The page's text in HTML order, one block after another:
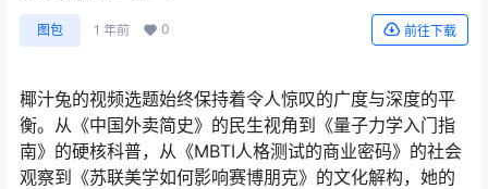
图包 1 年前 0 前往下载
椰汁兔的视频选题始终保持着令人惊叹的广度与深度的平
衡。从《中国外卖简史》的民生视角到《量子力学入门指
南》的硬核科普，从《MBTI人格测试的商业密码》的社会
观察到《苏联美学如何影响赛博朋克》的文化解构，她的